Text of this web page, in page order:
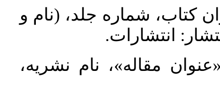
کتاب، شماره جلد، (نام و
انتشارات.
مقاله»، نام نشریه،